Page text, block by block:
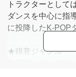
トラクターとして
ダンスを中心に指
に投降したK-POP
★得意ジャンル